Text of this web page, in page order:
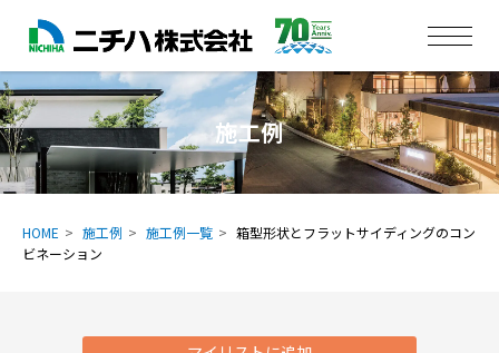
施工例
HOME 施工例 施工例一覧
箱型形状とフラットサイディングのコン
ビネーション